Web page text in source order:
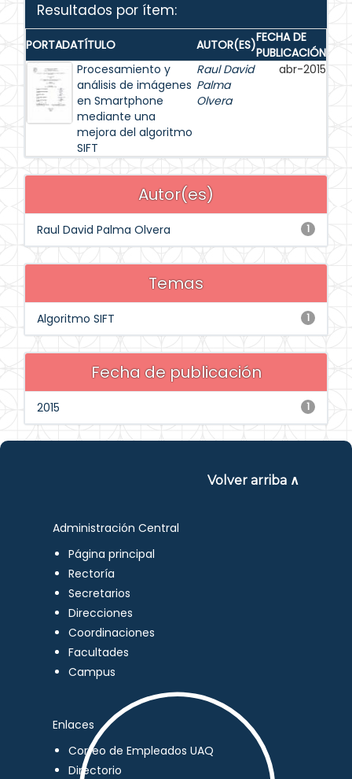
Resultados por ítem:
PORTADATÍTULO AUTOR(ES)FECHA DE
PUBLICACIÓN
Procesamiento y
análisis de imágenes
en Smartphone
mediante una
mejora del algoritmo
SIFT
Raul David
Palma
Olvera
abr-2015
Autor(es)
1
Raul David Palma Olvera
Temas
1
Algoritmo SIFT
Fecha de publicación
1
2015
Volver arriba ∧
Administración Central
Página principal
Rectoría
Secretarios
Direcciones
Coordinaciones
Facultades
Campus
Enlaces
Correo de Empleados UAQ
Directorio